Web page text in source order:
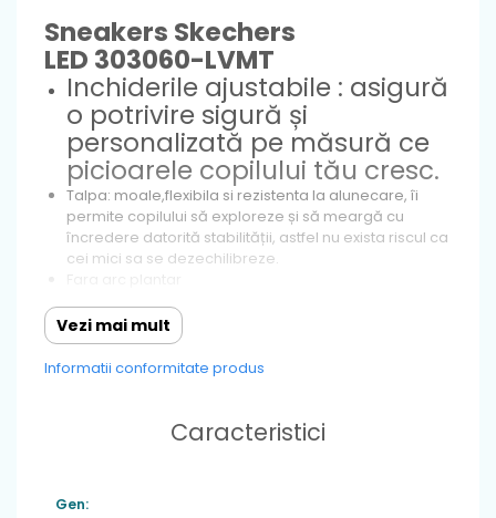
Sneakers Skechers
LED 303060-LVMT
Inchiderile ajustabile : asigură
o potrivire sigură și
personalizată pe măsură ce
picioarele copilului tău cresc.
Talpa: moale,flexibila si rezistenta la alunecare, îi
permite copilului să exploreze și să meargă cu
încredere datorită stabilității, astfel nu exista riscul ca
cei mici sa se dezechilibreze.
Greutate: foarte usori ,potriviti pentru picior normal
sau lat
Varf: inchis
Vezi mai mult
Informatii conformitate produs
Caracteristici
Gen: